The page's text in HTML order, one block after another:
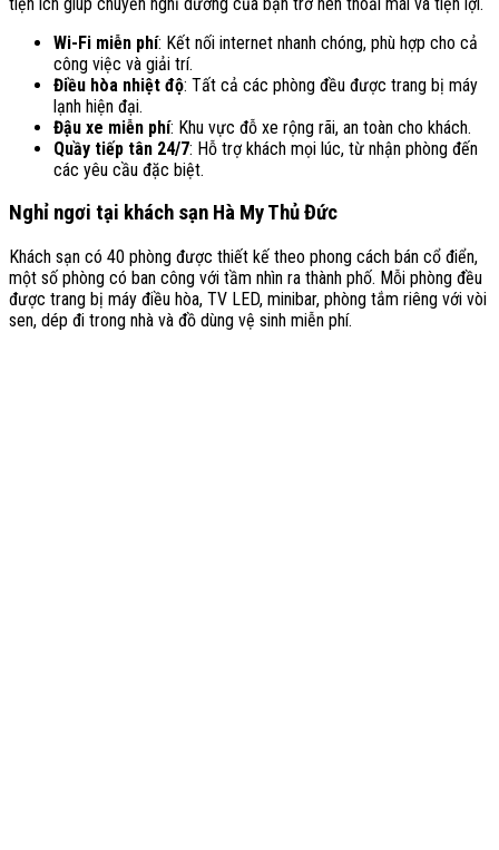
Wi-Fi miễn phí: Kết nối internet nhanh chóng, phù hợp cho cả
công việc và giải trí.
Điều hòa nhiệt độ: Tất cả các phòng đều được trang bị máy
lạnh hiện đại.
Đậu xe miễn phí: Khu vực đỗ xe rộng rãi, an toàn cho khách.
Quầy tiếp tân 24/7: Hỗ trợ khách mọi lúc, từ nhận phòng đến
các yêu cầu đặc biệt.
Nghỉ ngơi tại khách sạn Hà My Thủ Đức
Khách sạn có 40 phòng được thiết kế theo phong cách bán cổ điển,
một số phòng có ban công với tầm nhìn ra thành phố. Mỗi phòng đều
được trang bị máy điều hòa, TV LED, minibar, phòng tắm riêng với vòi
sen, dép đi trong nhà và đồ dùng vệ sinh miễn phí.